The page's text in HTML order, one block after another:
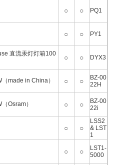
○ ○ PQ1
○ ○ PY1
直流汞灯灯箱100
○ ○ DYX3
made in China） ○ ○
BZ-00
22H
Osram） ○ ○
BZ-00
22i
○ ○
LSS2
& LST
1
○ ○
LST1-
5000